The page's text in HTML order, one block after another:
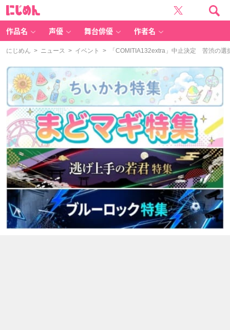
作品名 声優 舞台俳優 作者名
にじめん > ニュース > イベント > 「COMITIA132extra」中止決定 苦渋の選